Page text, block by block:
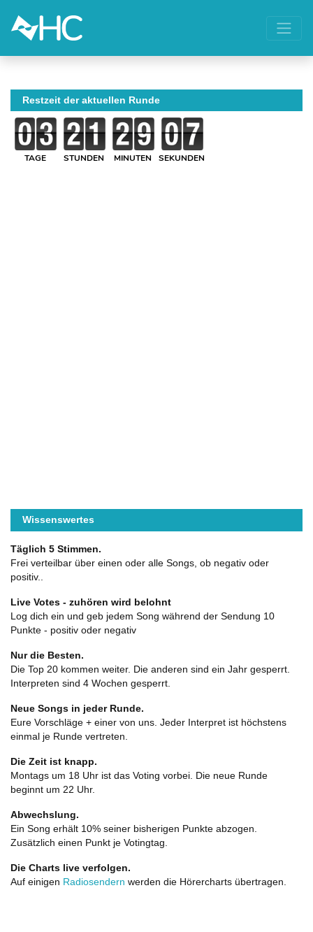
Restzeit der aktuellen Runde
TAGE STUNDEN MINUTEN SEKUNDEN
Wissenswertes
Täglich 5 Stimmen.
Frei verteilbar über einen oder alle Songs, ob negativ oder
positiv..
Live Votes - zuhören wird belohnt
Log dich ein und geb jedem Song während der Sendung 10
Punkte - positiv oder negativ
Nur die Besten.
Die Top 20 kommen weiter. Die anderen sind ein Jahr gesperrt.
Interpreten sind 4 Wochen gesperrt.
Neue Songs in jeder Runde.
Eure Vorschläge + einer von uns. Jeder Interpret ist höchstens
einmal je Runde vertreten.
Die Zeit ist knapp.
Montags um 18 Uhr ist das Voting vorbei. Die neue Runde
beginnt um 22 Uhr.
Abwechslung.
Ein Song erhält 10% seiner bisherigen Punkte abzogen.
Zusätzlich einen Punkt je Votingtag.
Die Charts live verfolgen.
Auf einigen Radiosendern werden die Hörercharts übertragen.